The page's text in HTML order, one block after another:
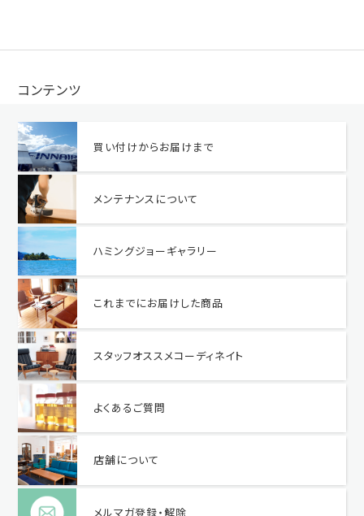
コンテンツ
買い付けからお届けまで
メンテナンスについて
ハミングジョーギャラリー
これまでにお届けした商品
スタッフオススメコーディネイト
よくあるご質問
店舗について
メルマガ登録・解除